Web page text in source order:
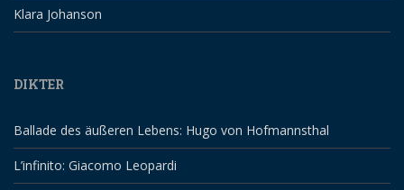
Klara Johanson
DIKTER
Ballade des äußeren Lebens: Hugo von Hofmannsthal
L’infinito: Giacomo Leopardi